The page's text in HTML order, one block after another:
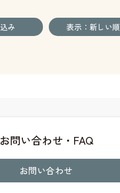
み 表示：新しい順
お問い合わせ・FAQ
お問い合わせ